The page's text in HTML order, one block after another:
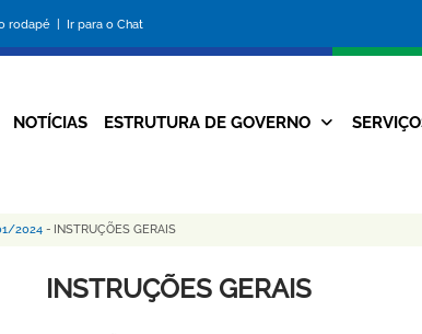
rodapé | Ir para o Chat
da
Prefeitura
Navegação
NOTÍCIAS ESTRUTURA DE GOVERNO
2024 - INSTRUÇÕES GERAIS
INSTRUÇÕES GERAIS